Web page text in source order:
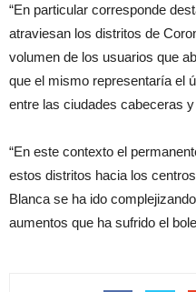
“En particular corresponde
atraviesan los distritos de
volumen de los usuarios que
que el mismo representaría el
entre las ciudades cabeceras y
“En este contexto el
estos distritos hacia los
Blanca se ha ido
aumentos que ha sufrido el